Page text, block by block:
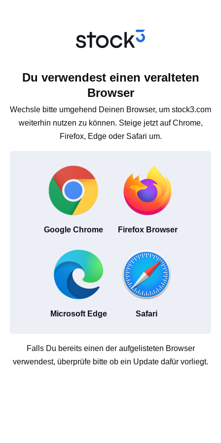
Du verwendest einen veralteten
Browser
Wechsle bitte umgehend Deinen Browser, um stock3.com
weiterhin nutzen zu können. Steige jetzt auf Chrome,
Firefox, Edge oder Safari um.
Google Chrome Firefox Browser
Microsoft Edge Safari
Falls Du bereits einen der aufgelisteten Browser
verwendest, überprüfe bitte ob ein Update dafür vorliegt.